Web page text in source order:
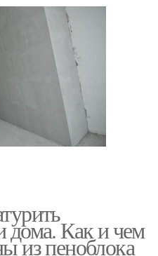
дома. Как и чем
из пеноблока